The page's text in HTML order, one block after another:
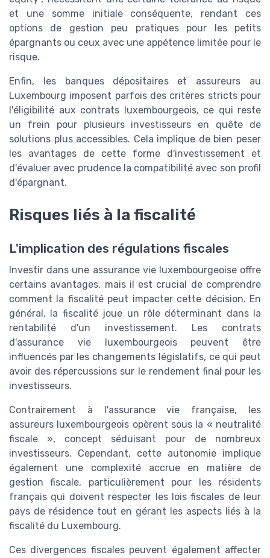
et une somme initiale conséquente, rendant ces
options de gestion peu pratiques pour les petits
épargnants ou ceux avec une appétence limitée pour le
risque.
Enfin, les banques dépositaires et assureurs au
Luxembourg imposent parfois des critères stricts pour
l'éligibilité aux contrats luxembourgeois, ce qui reste
un frein pour plusieurs investisseurs en quête de
solutions plus accessibles. Cela implique de bien peser
les avantages de cette forme d'investissement et
d'évaluer avec prudence la compatibilité avec son profil
d'épargnant.
Risques liés à la fiscalité
L'implication des régulations fiscales
Investir dans une assurance vie luxembourgeoise offre
certains avantages, mais il est crucial de comprendre
comment la fiscalité peut impacter cette décision. En
général, la fiscalité joue un rôle déterminant dans la
rentabilité d'un investissement. Les contrats
d'assurance vie luxembourgeois peuvent être
influencés par les changements législatifs, ce qui peut
avoir des répercussions sur le rendement final pour les
investisseurs.
Contrairement à l'assurance vie française, les
assureurs luxembourgeois opèrent sous la « neutralité
fiscale », concept séduisant pour de nombreux
investisseurs. Cependant, cette autonomie implique
également une complexité accrue en matière de
gestion fiscale, particulièrement pour les résidents
français qui doivent respecter les lois fiscales de leur
pays de résidence tout en gérant les aspects liés à la
fiscalité du Luxembourg.
Ces divergences fiscales peuvent également affecter